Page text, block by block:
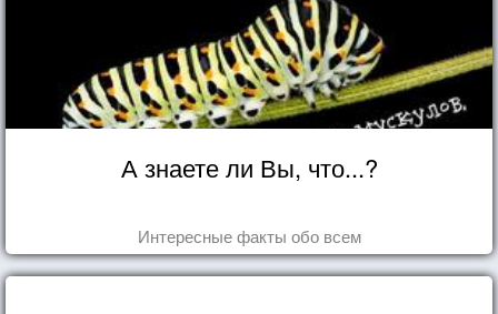
А знаете ли Вы, что...?
Интересные факты обо всем